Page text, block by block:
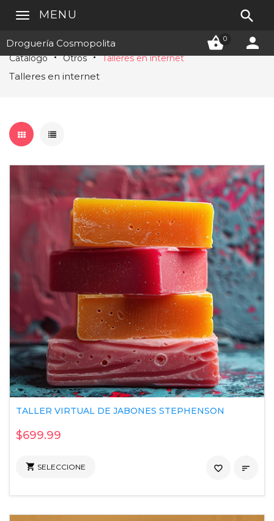
Droguería Cosmopolita 0 
MENU 
Catálogo Otros Talleres en internet
Talleres en internet
TALLER VIRTUAL DE JABONES STEPHENSON
$699.99
 SELECCIONE 
favorite_border